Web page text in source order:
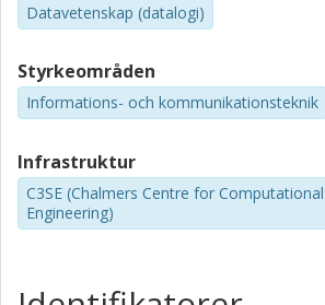
Datavetenskap (datalogi)
Styrkeområden
Informations- och kommunikationsteknik
Infrastruktur
C3SE (Chalmers Centre for
Engineering)